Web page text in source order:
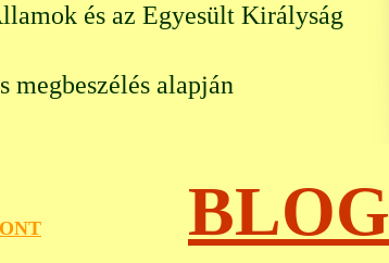
és az Egyesült Királyság
megbeszélés alapján
BLOG